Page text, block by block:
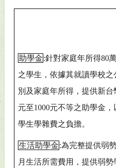
助學金:針對家庭年所得80
之學生，依據其就讀學校之
別及家庭年所得，提供新台
元至1000元不等之助學金，
學生學雜費之負擔。
生活助學金:為完整提供弱
月生活所需費用，提供弱勢